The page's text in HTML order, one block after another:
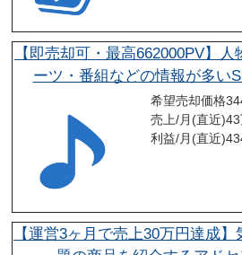
【即売却可・最高662000PV】
ーツ・番組などの情報が多い
希望売却価格
売上/月(直近)43
利益/月(直近)
【運営3ヶ月で売上30万円達成